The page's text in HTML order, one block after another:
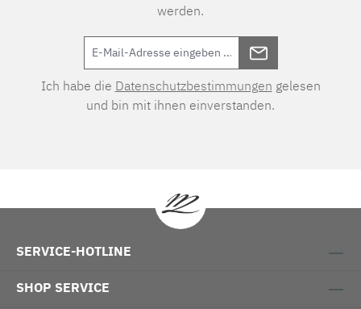
werden.
Ich habe die Datenschutzbestimmungen gelesen
und bin mit ihnen einverstanden.
SERVICE-HOTLINE
SHOP SERVICE